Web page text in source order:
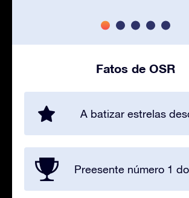
Fatos de OSR
A batizar estrelas
Preesente número 1